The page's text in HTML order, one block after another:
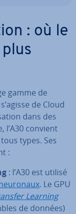
: où le
gamme de
de Cloud
dans des
l’A30 convient
types. Ses
:
: l’A30 est utilisé
. Le GPU
Learning
de données)